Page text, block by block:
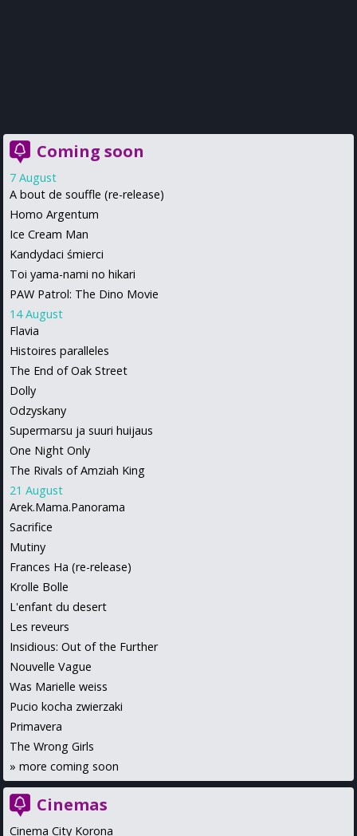
Coming soon
7 August
A bout de souffle (re-release)
Homo Argentum
Ice Cream Man
Kandydaci śmierci
Toi yama-nami no hikari
PAW Patrol: The Dino Movie
14 August
Flavia
Histoires paralleles
The End of Oak Street
Dolly
Odzyskany
Supermarsu ja suuri huijaus
One Night Only
The Rivals of Amziah King
21 August
Arek.Mama.Panorama
Sacrifice
Mutiny
Frances Ha (re-release)
Krolle Bolle
L'enfant du desert
Les reveurs
Insidious: Out of the Further
Nouvelle Vague
Was Marielle weiss
Pucio kocha zwierzaki
Primavera
The Wrong Girls
» more coming soon
Cinemas
Cinema City Korona